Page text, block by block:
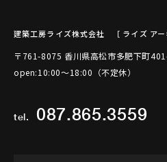
建築工房ライズ株式会社 ［ ライズ ア
〒761-8075 香川県高松市多肥下町
open:10:00～18:00（不定休）
tel. 087.865.3559